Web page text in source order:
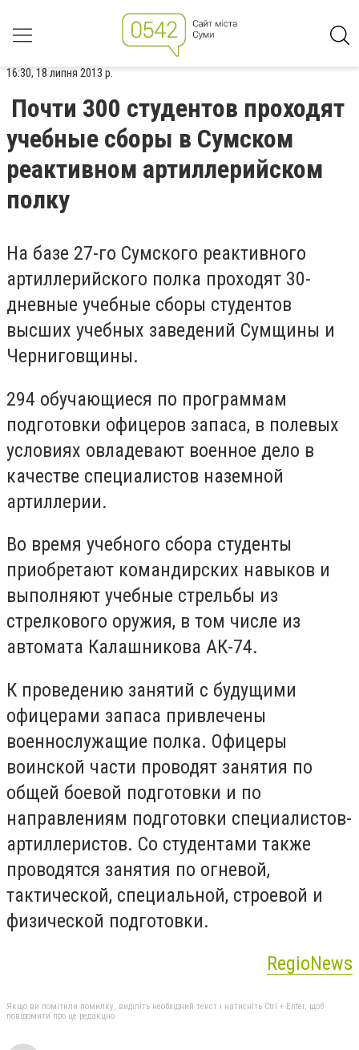
16:30, 18 липня 2013 р.
Почти 300 студентов проходят
учебные сборы в Сумском
реактивном артиллерийском
полку
На базе 27-го Сумского реактивного
артиллерийского полка проходят 30-
дневные учебные сборы студентов
высших учебных заведений Сумщины и
Черниговщины.
294 обучающиеся по программам
подготовки офицеров запаса, в полевых
условиях овладевают военное дело в
качестве специалистов наземной
артиллерии.
Во время учебного сбора студенты
приобретают командирских навыков и
выполняют учебные стрельбы из
стрелкового оружия, в том числе из
автомата Калашникова АК-74.
К проведению занятий с будущими
офицерами запаса привлечены
военнослужащие полка. Офицеры
воинской части проводят занятия по
общей боевой подготовки и по
направлениям подготовки специалистов-
артиллеристов. Со студентами также
проводятся занятия по огневой,
тактической, специальной, строевой и
физической подготовки.
RegioNews
Якщо ви помітили помилку, виділіть необхідний текст і натисніть Ctrl + Enter, щоб
повідомити про це редакцію